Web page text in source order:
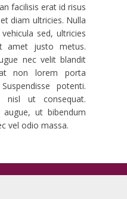
facilisis erat id risus
diam ultricies. Nulla
sed, ultricies
amet justo metus.
nec velit blandit
non lorem porta
potenti.
nisl ut consequat.
ut bibendum
vel odio massa.